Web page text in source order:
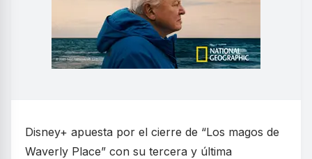
Disney+ apuesta por el cierre de “Los magos de
Waverly Place” con su tercera y última